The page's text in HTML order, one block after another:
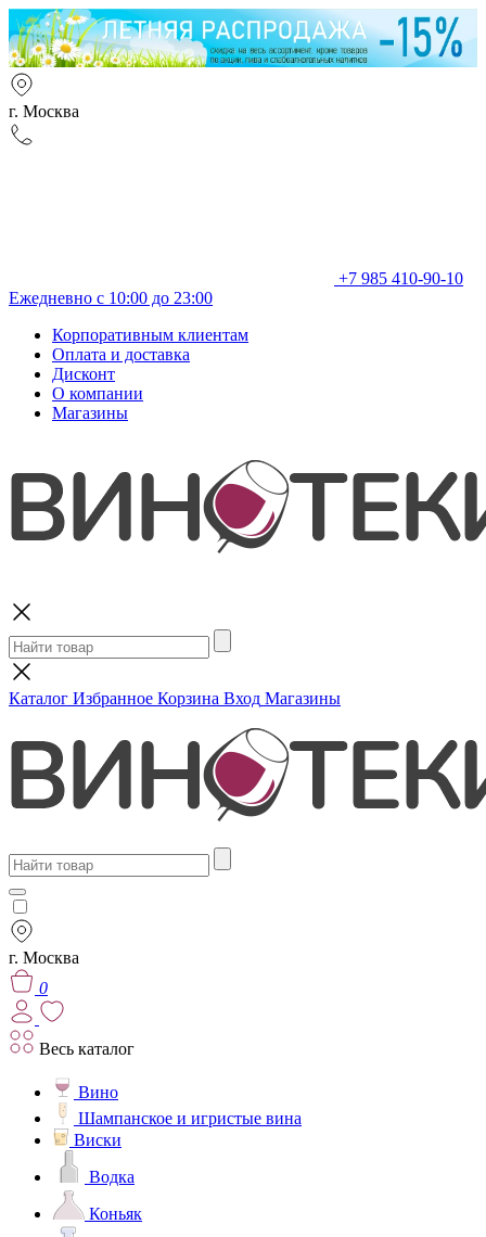
г. Москва
+7 985 410-90-10
Ежедневно с 10:00 до 23:00
Корпоративным клиентам
Оплата и доставка
Дисконт
О компании
Магазины
Каталог Избранное Корзина Вход Магазины
г. Москва
0
Весь каталог
Вино
Шампанское и игристые вина
Виски
Водка
Коньяк